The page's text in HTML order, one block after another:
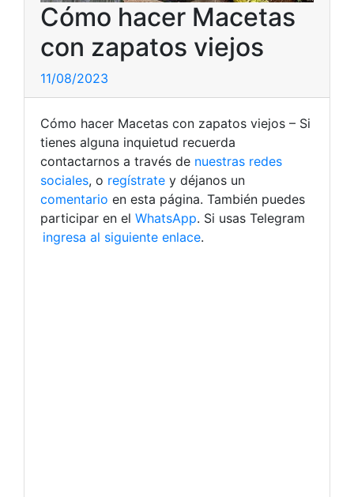
Cómo hacer Macetas
con zapatos viejos
11/08/2023
Cómo hacer Macetas con zapatos viejos – Si
tienes alguna inquietud recuerda
contactarnos a través de nuestras redes
sociales, o regístrate y déjanos un
comentario en esta página. También puedes
participar en el WhatsApp. Si usas Telegram
ingresa al siguiente enlace.